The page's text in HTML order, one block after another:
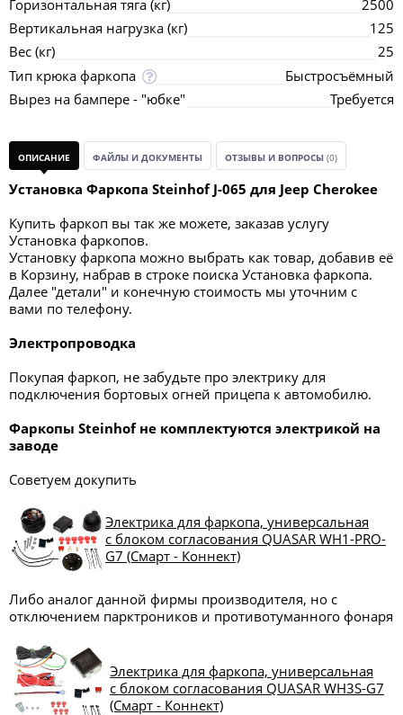
Горизонтальная тяга (кг)
2500
Вертикальная нагрузка (кг)
125
Вес (кг)
25
Тип крюка фаркопа
Быстросъёмный
Вырез на бампере - "юбке"
Требуется
ОПИСАНИЕ ФАЙЛЫ И ДОКУМЕНТЫ ОТЗЫВЫ И ВОПРОСЫ (0)
Установка Фаркопа Steinhof J-065 для Jeep Cherokee
Купить фаркоп вы так же можете, заказав услугу
Установка фаркопов.
Установку фаркопа можно выбрать как товар, добавив её
в Корзину, набрав в строке поиска Установка фаркопа.
Далее "детали" и конечную стоимость мы уточним с
вами по телефону.
Электропроводка
Покупая фаркоп, не забудьте про электрику для
подключения бортовых огней прицепа к автомобилю.
Фаркопы Steinhofне комплектуются электрикой на
заводе
Советуем докупить
Электрика для фаркопа, универсальная
с блоком согласования QUASAR WH1-PRO-
G7 (Смарт - Коннект)
Либо аналог данной фирмы производителя, но с
отключением парктроников и противотуманного фонаря
Электрика для фаркопа, универсальная
с блоком согласования QUASAR WH3S-G7
(Смарт - Коннект)